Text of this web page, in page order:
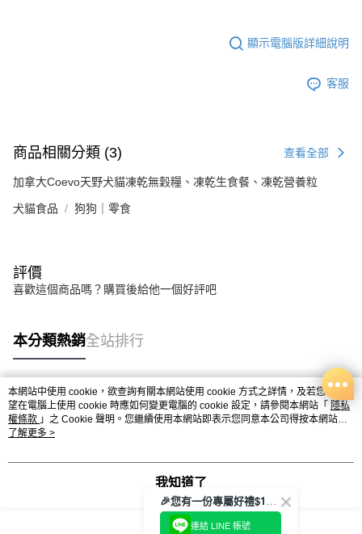
顯示電腦版詳細說明
客服
商品相關分類 (3) 查看全部
加拿大Coevo天野犬貓凍乾無穀糧、凍乾生食餐、凍乾營養粒
犬貓食品 狗狗｜零食
評價
喜歡這個商品嗎？購買後給他一個好評吧
本分類熱銷全站排行
熱門標籤
本網站中使用 cookie，欲查詢有關本網站使用 cookie 方式之詳情，及若您不希
望在電腦上使用 cookie 時應如何變更電腦的 cookie 設定，請參閱本網站「 隱私
權條款 」之 Cookie 聲明。您繼續使用本網站即表示您同意本公司得按本網站使
用條款之 Cookie 聲明使用 cookie。
了解更多 >
我知道了
🎉您有一份專屬好禮$100正等著您🎁
連結 LINE 帳號